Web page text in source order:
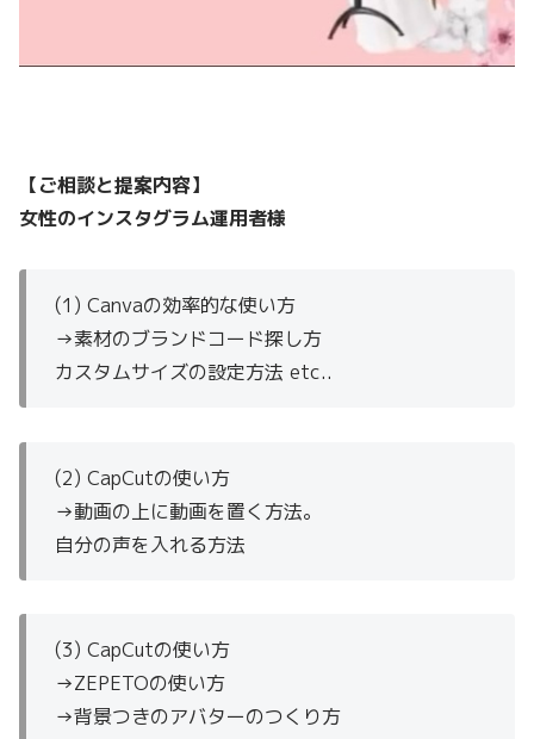
【ご相談と提案内容】
女性のインスタグラム運用者様
(1) Canvaの効率的な使い方
→素材のブランドコード探し方
カスタムサイズの設定方法 etc..
(2) CapCutの使い方
→動画の上に動画を置く方法。
自分の声を入れる方法
(3) CapCutの使い方
→ZEPETOの使い方
→背景つきのアバターのつくり方